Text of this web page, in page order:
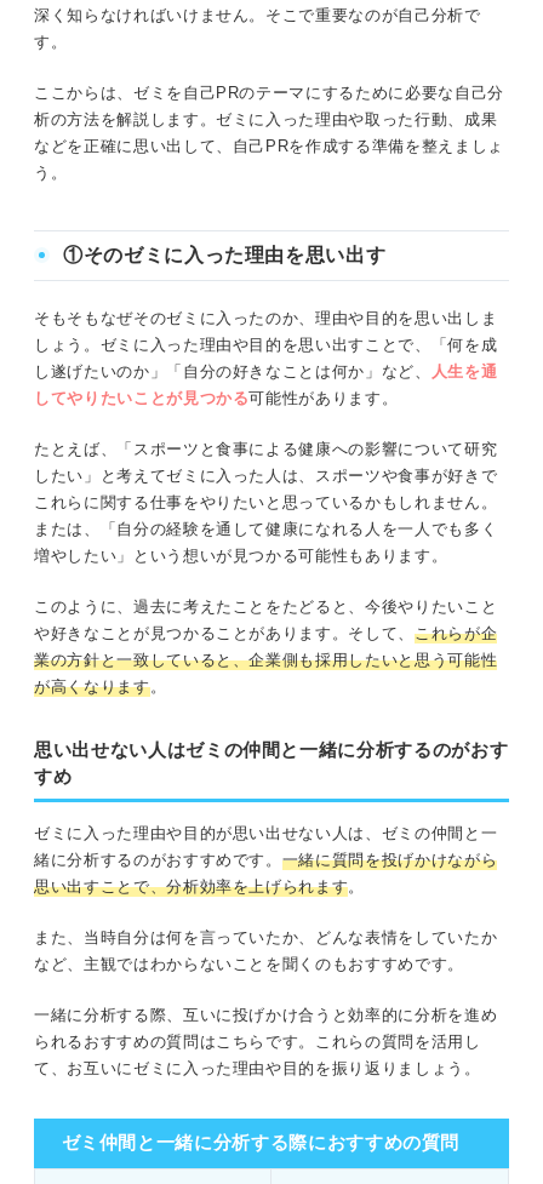
深く知らなければいけません。そこで重要なのが自己分析で
す。
ここからは、ゼミを自己PRのテーマにするために必要な自己分
析の方法を解説します。ゼミに入った理由や取った行動、成果
などを正確に思い出して、自己PRを作成する準備を整えましょ
う。
①そのゼミに入った理由を思い出す
そもそもなぜそのゼミに入ったのか、理由や目的を思い出しま
しょう。ゼミに入った理由や目的を思い出すことで、「何を成
し遂げたいのか」「自分の好きなことは何か」など、
人生を通
してやりたいことが見つかる可能性があります。
たとえば、「スポーツと食事による健康への影響について研究
したい」と考えてゼミに入った人は、スポーツや食事が好きで
これらに関する仕事をやりたいと思っているかもしれません。
または、「自分の経験を通して健康になれる人を一人でも多く
増やしたい」という想いが見つかる可能性もあります。
このように、過去に考えたことをたどると、今後やりたいこと
や好きなことが見つかることがあります。そして、 これらが企
業の方針と一致していると、企業側も採用したいと思う可能性
が高くなります。
思い出せない人はゼミの仲間と一緒に分析するのがおす
すめ
ゼミに入った理由や目的が思い出せない人は、ゼミの仲間と一
緒に分析するのがおすすめです。 一緒に質問を投げかけながら
思い出すことで、分析効率を上げられます。
また、当時自分は何を言っていたか、どんな表情をしていたか
など、主観ではわからないことを聞くのもおすすめです。
一緒に分析する際、互いに投げかけ合うと効率的に分析を進め
られるおすすめの質問はこちらです。これらの質問を活用し
て、お互いにゼミに入った理由や目的を振り返りましょう。
ゼミ仲間と一緒に分析する際におすすめの質問